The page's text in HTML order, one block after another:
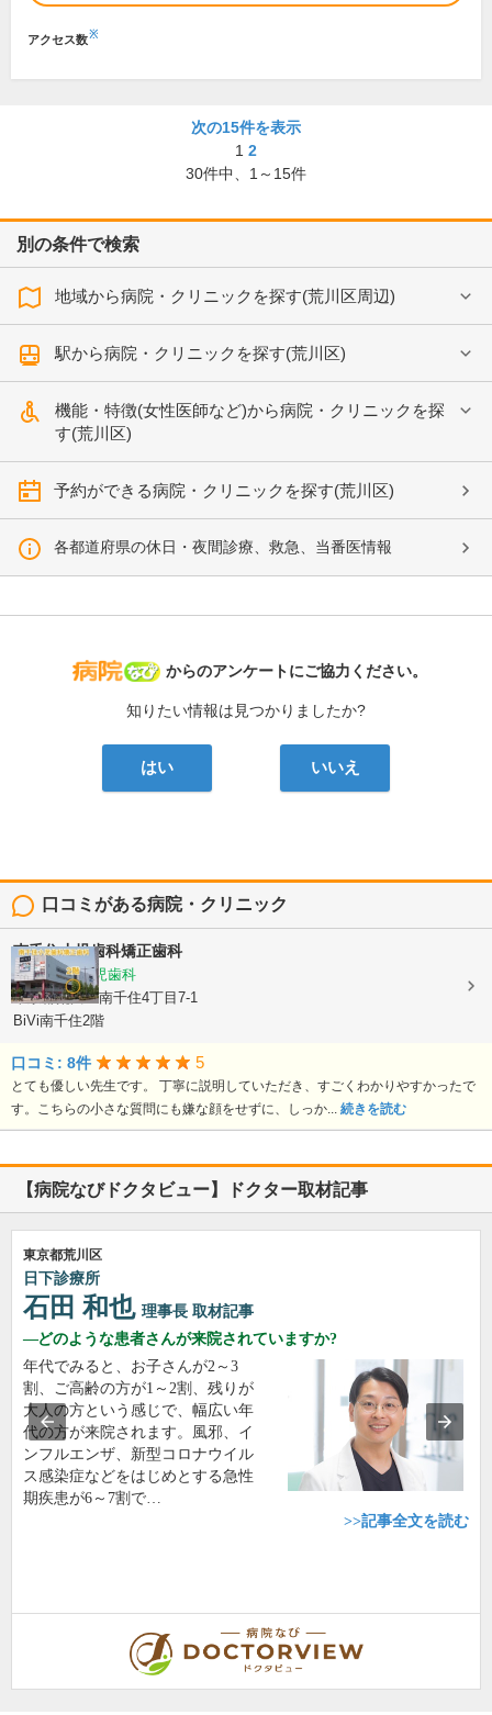
アクセス数※
次の15件を表示
1 2
30件中、 1～15件
別の条件で検索
地域から病院・クリニックを探す(荒川区周辺)
駅から病院・クリニックを探す(荒川区)
機能・特徴(女性医師など)から病院・クリニックを探
す(荒川区)
予約ができる病院・クリニックを探す(荒川区)
各都道府県の休日・夜間診療、救急、当番医情報
病院なび
からのアンケートにご協力ください。
知りたい情報は見つかりましたか?
はい いいえ
口コミがある病院・クリニック
南千住小児歯科矯正歯科
矯正歯科, 小児歯科
東京都荒川区南千住4丁目7-1
BiVi南千住2階
口コミ: 8件 5
とても優しい先生です。 丁寧に説明していただき、すごくわかりやすかったで
す。こちらの小さな質問にも嫌な顔をせずに、しっか... 続きを読む
【病院なびドクタビュー】ドクター取材記事
東京都荒川区
日下診療所
石田 和也 理事長 取材記事
どのような患者さんが来院されていますか?
年代でみると、お子さんが2～3
割、ご高齢の方が1～2割、残りが
大人の方という感じで、幅広い年
代の方が来院されます。風邪、イ
ンフルエンザ、新型コロナウイル
ス感染症などをはじめとする急性
期疾患が6～7割で…
>>記事全文を読む